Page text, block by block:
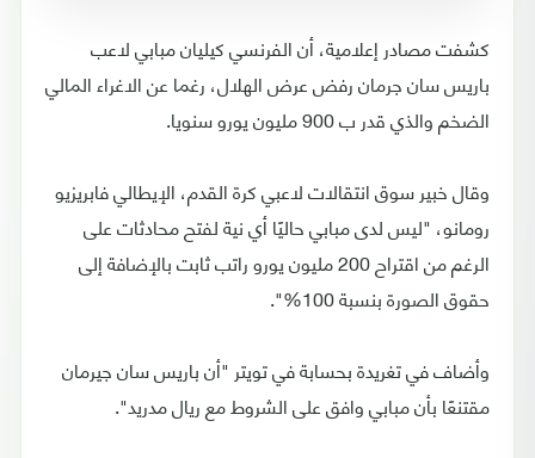
كشفت مصادر إعلامية، أن الفرنسي كيليان مبابي لاعب
باريس سان جرمان رفض عرض الهلال، رغما عن الاغراء المالي
الضخم والذي قدر ب 900 مليون يورو سنويا.
وقال خبير سوق انتقالات لاعبي كرة القدم، الإيطالي فابريزيو
رومانو، "ليس لدى مبابي حاليًا أي نية لفتح محادثات على
الرغم من اقتراح 200 مليون يورو راتب ثابت بالإضافة إلى
حقوق الصورة بنسبة 100%".
وأضاف في تغريدة بحسابة في تويتر "أن باريس سان جيرمان
مقتنعًا بأن مبابي وافق على الشروط مع ريال مدريد".